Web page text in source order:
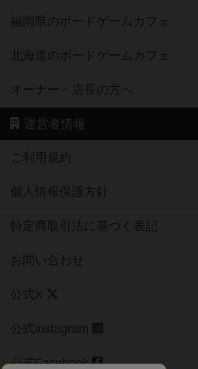
福岡県のボードゲームカフェ
北海道のボードゲームカフェ
オーナー・店長の方へ
運営者情報
ご利用規約
個人情報保護方針
特定商取引法に基づく表記
お問い合わせ
公式X
公式instagram
公式Facebook